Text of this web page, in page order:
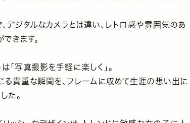
デジタルなカメラとは違い、レトロ感や雰囲気のあ
きます。
「写真撮影を手軽に楽しく」。
る貴重な瞬間を、フレームに収めて生涯の想い出に
た。